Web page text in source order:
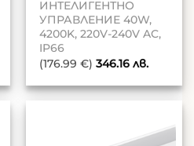
ИНТЕЛИГЕНТНО
УПРАВЛЕНИЕ 40W,
4200K, 220V-240V AC,
IP66
(176.99 €) 346.16лв.